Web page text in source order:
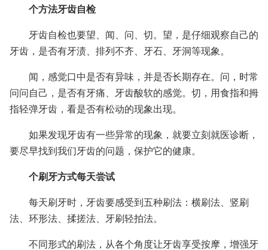
个方法牙齿自检
牙齿自检也要望、闻、问、切。望，是仔细观察自己的
牙齿，是否有牙渍、排列不齐、牙石、牙洞等现象。
闻，感觉口中是否有异味，并是否长期存在。问，时常
问问自己，是否有牙痛、牙齿酸软的感觉。切，用食指和拇
指轻弹牙齿，看是否有松动的现象出现。
如果发现牙齿有一些异常的现象，就要立刻就医诊断，
要尽早找到我们牙齿的问题，保护它的健康。
个刷牙方式每天尝试
每天刷牙时，牙齿要感受到五种刷法：横刷法、竖刷
法、环形法、揉搓法、牙刷轻拍法。
不同形式的刷法，从各个角度让牙齿享受按摩，增强牙